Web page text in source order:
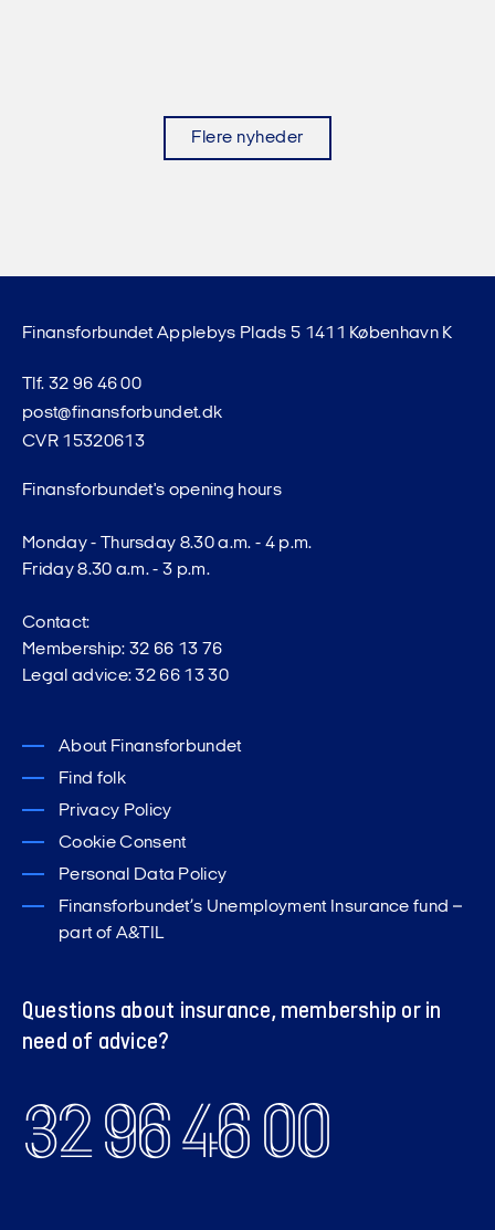
Flere nyheder
Finansforbundet Applebys Plads 5 1411 København K
Tlf. 32 96 46 00
post@finansforbundet.dk
CVR 15320613
Finansforbundet's opening hours
Monday - Thursday 8.30 a.m. - 4 p.m.
Friday 8.30 a.m. - 3 p.m.
Contact:
Membership: 32 66 13 76
Legal advice: 32 66 13 30
About Finansforbundet
Find folk
Privacy Policy
Cookie Consent
Personal Data Policy
Finansforbundet’s Unemployment Insurance fund –
part of A&TIL
Questions about insurance, membership or in
need of advice?
32 96 46 00